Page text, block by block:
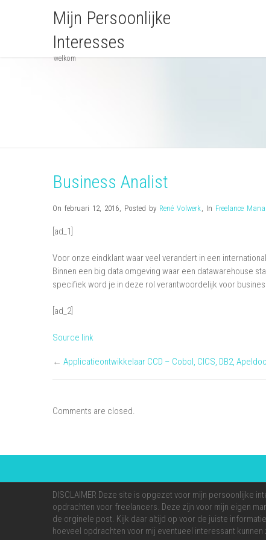
Mijn Persoonlijke
Interesses
welkom
Business Analist
On februari 12, 2016, Posted by René Volwerk, In Freelance
[ad_1]
Voor onze eindklant waar veel verandert in een
Binnen een big data omgeving waar een datawarehouse
specifiek word je in deze rol verantwoordelijk voor
[ad_2]
Source link
← Applicatieontwikkelaar CCD – Cobol, CICS, DB2,
Comments are closed.
DISCLAIMER Deze site is opgezet voor mijn persoonlijke
opdrachten voor freelancers. Deze zijn voor mijn eigen
de orginele post. Kijk daar altijd op voor de juiste
hoeveel opdrachten voor mij eventueel interessant kunnen